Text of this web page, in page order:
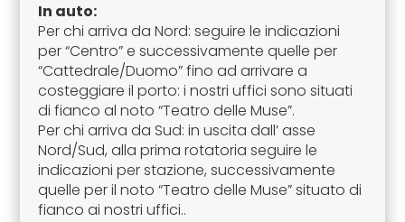
In auto:
Per chi arriva da Nord: seguire le indicazioni
per “Centro” e successivamente quelle per
“Cattedrale/Duomo” fino ad arrivare a
costeggiare il porto: i nostri uffici sono situati
di fianco al noto “Teatro delle Muse”.
Per chi arriva da Sud: in uscita dall’ asse
Nord/Sud, alla prima rotatoria seguire le
indicazioni per stazione, successivamente
quelle per il noto “Teatro delle Muse” situato di
fianco ai nostri uffici..